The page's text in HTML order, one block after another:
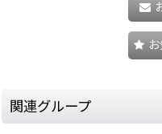
関連グループ